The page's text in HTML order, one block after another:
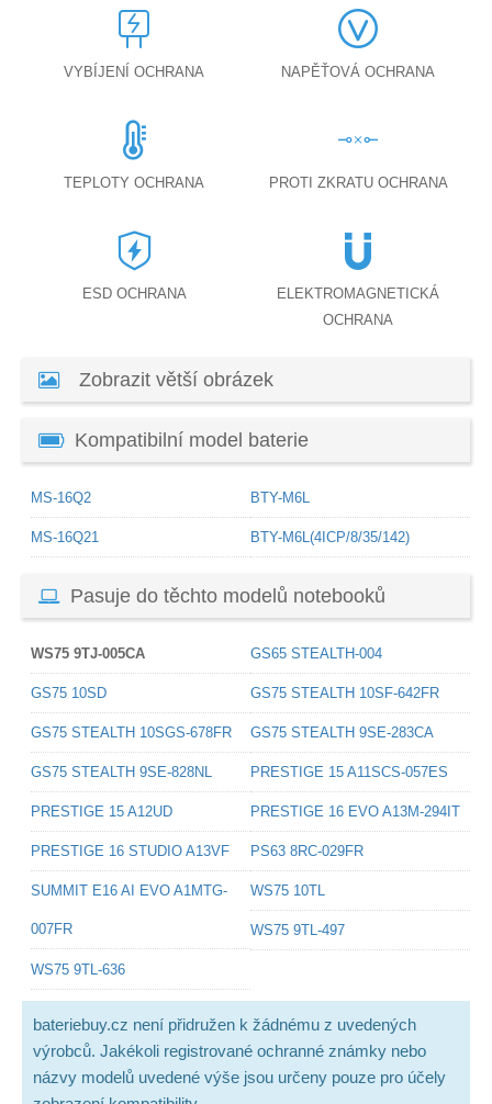
VYBÍJENÍ OCHRANA NAPĚŤOVÁ OCHRANA
TEPLOTY OCHRANA PROTI ZKRATU OCHRANA
ESD OCHRANA
ELEKTROMAGNETICKÁ
OCHRANA
Zobrazit větší obrázek
Kompatibilní model baterie
MS-16Q2 BTY-M6L
MS-16Q21 BTY-M6L(4ICP/8/35/142)
Pasuje do těchto modelů notebooků
WS75 9TJ-005CA GS65 STEALTH-004
GS75 10SD GS75 STEALTH 10SF-642FR
GS75 STEALTH 10SGS-678FR GS75 STEALTH 9SE-283CA
GS75 STEALTH 9SE-828NL PRESTIGE 15 A11SCS-057ES
PRESTIGE 15 A12UD PRESTIGE 16 EVO A13M-294IT
PRESTIGE 16 STUDIO A13VF PS63 8RC-029FR
SUMMIT E16 AI EVO A1MTG-
007FR
WS75 10TL
WS75 9TL-497
WS75 9TL-636
bateriebuy.cz není přidružen k žádnému z uvedených
výrobců. Jakékoli registrované ochranné známky nebo
názvy modelů uvedené výše jsou určeny pouze pro účely